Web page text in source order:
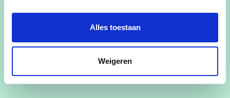
Alles toestaan
Weigeren
Herman Vijtvindt het belangrijk dat de
gemeentebelastingen tijdens de volgende
legislatuur niet stijgen.